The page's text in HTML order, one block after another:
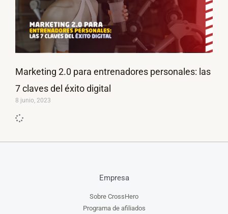
Marketing 2.0 para entrenadores personales: las
7 claves del éxito digital
8 junio, 2023
Empresa
Sobre CrossHero
Programa de afiliados